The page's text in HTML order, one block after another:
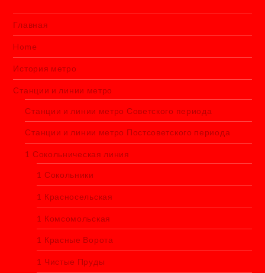
Главная
Home
История метро
Станции и линии метро
Станции и линии метро Советского периода
Станции и линии метро Постсоветского периода
1 Сокольническая линия
1 Сокольники
1 Красносельская
1 Комсомольская
1 Красные Ворота
1 Чистые Пруды